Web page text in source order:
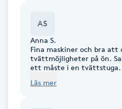
Eyeliner-tatuering
Face framing
AS
Anna S.
Fina maskiner och bra att
tvättmöjligheter på ön.
ett måste i en tvättstuga.
inom sin tvättid? Inte helt
Läs mer